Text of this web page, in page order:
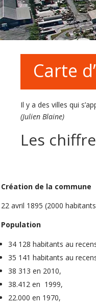
Carte
Il y a des villes qui
(Julien Blaine)
Les
Création de la commune
22 avril 1895 (2000
Population
34 128 habitants au
35 141 habitants au
38 313 en 2010,
38.412 en 1999,
22.000 en 1970,